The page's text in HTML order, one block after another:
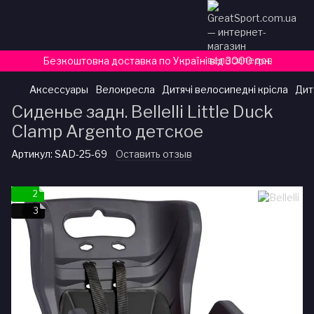
Безкоштовна доставка по Україні від 3000 грн.
Аксессуары Велокресла Дитячі велосипедні крісла
Сиденье задн. Bellelli Little Duck
Clamp Argento детское
Артикул: SAD-25-69 Оставить отзыв
2
3